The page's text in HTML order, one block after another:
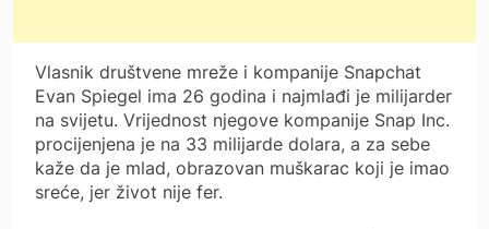
Vlasnik društvene mreže i kompanije Snapchat
Evan Spiegel ima 26 godina i najmlađi je milijarder
na svijetu. Vrijednost njegove kompanije Snap Inc.
procijenjena je na 33 milijarde dolara, a za sebe
kaže da je mlad, obrazovan muškarac koji je imao
sreće, jer život nije fer.